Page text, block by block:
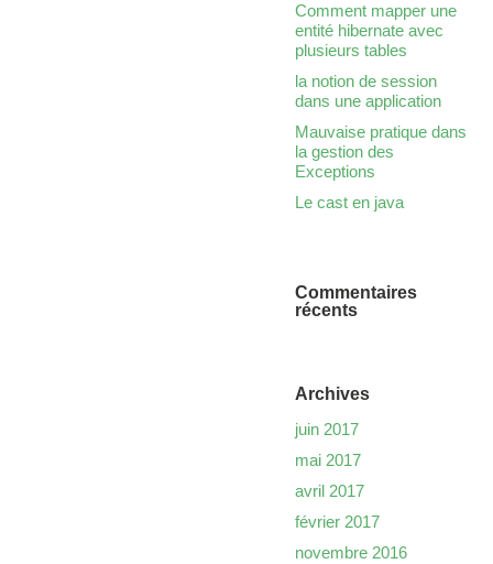
Comment mapper une
entité hibernate avec
plusieurs tables
la notion de session
dans une application
Mauvaise pratique dans
la gestion des
Exceptions
Le cast en java
Commentaires
récents
Archives
juin 2017
mai 2017
avril 2017
février 2017
novembre 2016